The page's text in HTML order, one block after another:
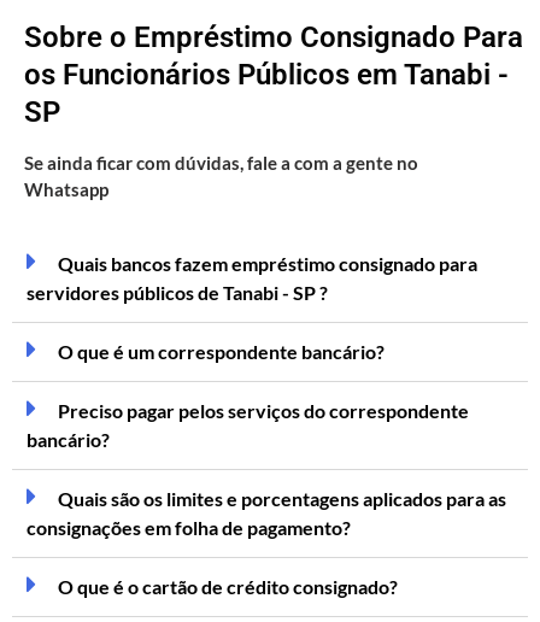
Sobre o Empréstimo Consignado Para
os Funcionários Públicos em Tanabi -
SP
Se ainda ficar com dúvidas, fale a com a gente no
Whatsapp
Quais bancos fazem empréstimo consignado para
servidores públicos de Tanabi - SP ?
O que é um correspondente bancário?
Preciso pagar pelos serviços do correspondente
bancário?
Quais são os limites e porcentagens aplicados para as
consignações em folha de pagamento?
O que é o cartão de crédito consignado?